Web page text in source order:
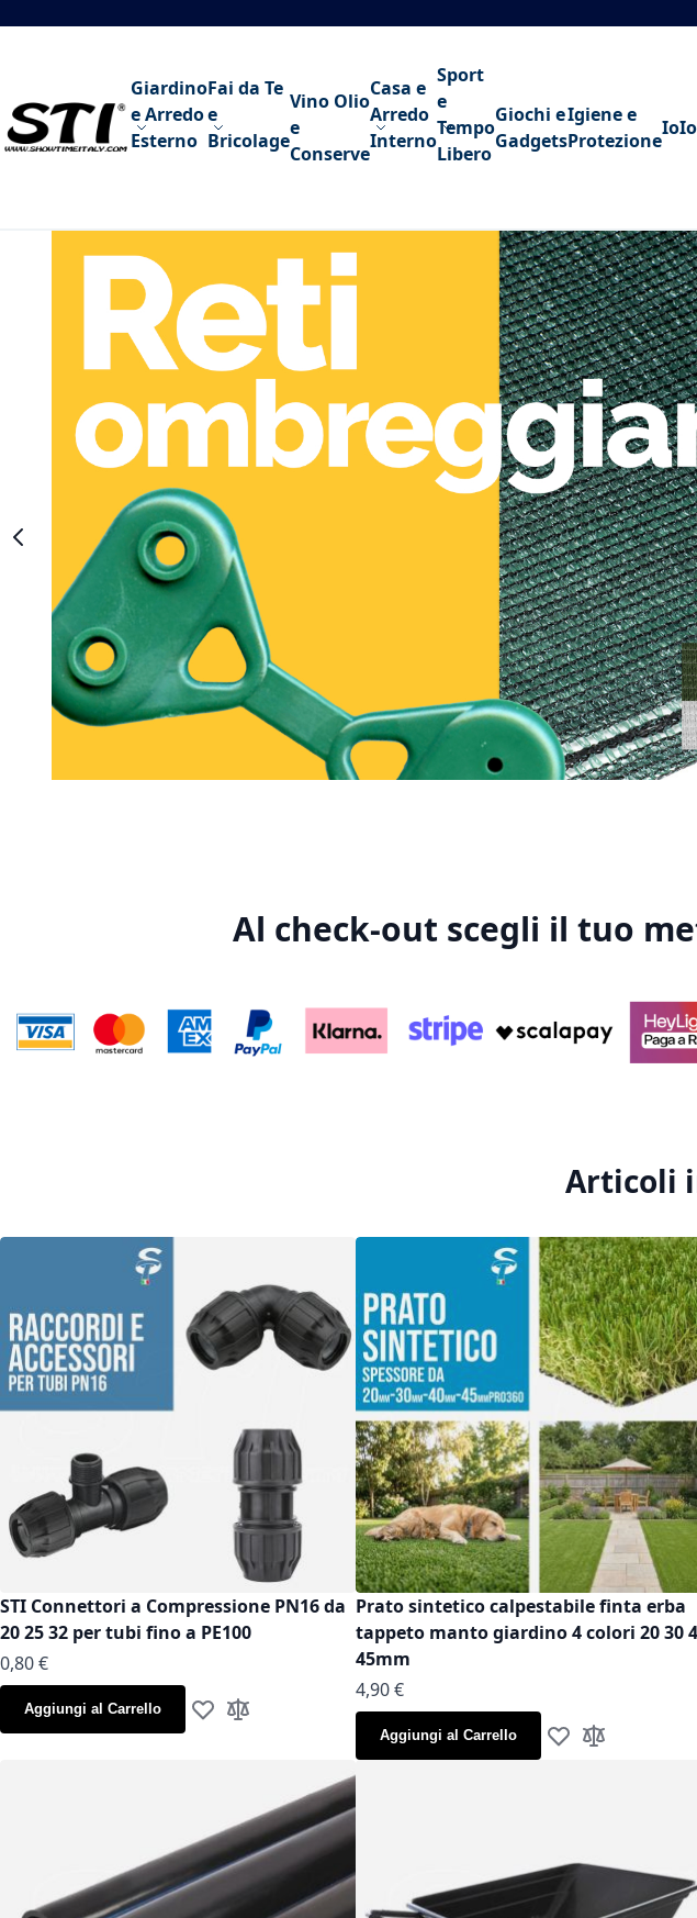
Salta al contenuto
Giardino
e Arredo
Esterno
Fai da Te
e
Bricolage
Vino Olio
e
Conserve
Casa e
Arredo
Interno
Sport
e
Tempo
Libero
Giochi e
Gadgets
Igiene e
Protezione
Al check-out scegli il tuo
Articoli
STI Connettori a Compressione PN16 da
20 25 32 per tubi fino a PE100
As low as
0,80 €
Aggiungi al Carrello Aggiungi alla lista desideri
Aggiungi al confronto
Prato sintetico calpestabile finta erba
tappeto manto giardino 4 colori 20 30
45mm
As low as
4,90 €
Aggiungi al Carrello Aggiungi alla lista
Aggiungi al